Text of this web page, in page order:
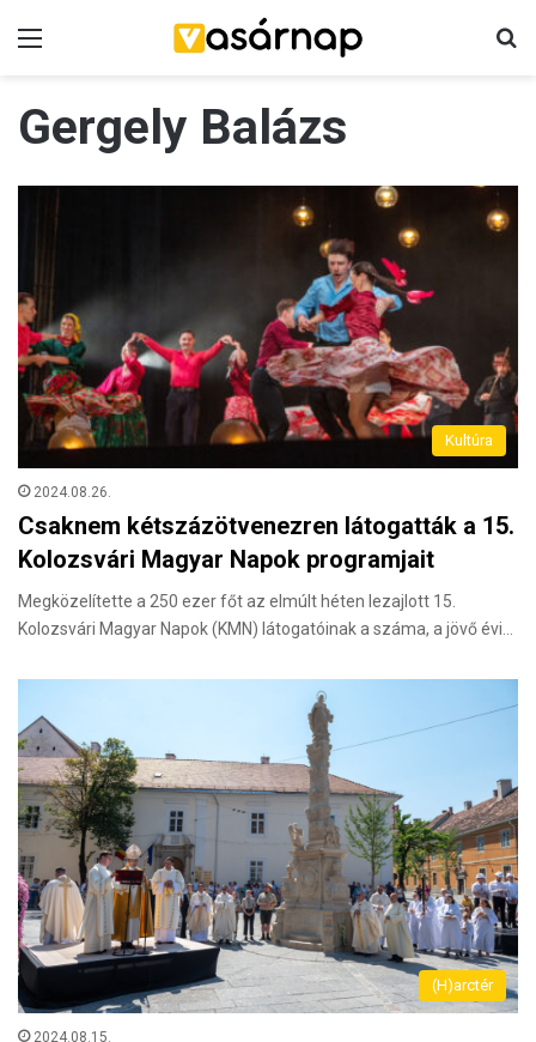
Gergely Balázs
Kultúra
2024.08.26.
Csaknem kétszázötvenezren látogatták a 15.
Kolozsvári Magyar Napok programjait
Megközelítette a 250 ezer főt az elmúlt héten lezajlott 15.
Kolozsvári Magyar Napok (KMN) látogatóinak a száma, a jövő évi…
(H)arctér
2024.08.15.